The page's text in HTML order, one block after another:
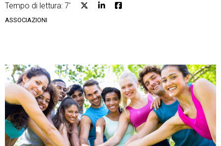
Email Marketing
Fatturazione
Financial Solutions
HR
Tempo di lettura: 7'
ASSOCIAZIONI